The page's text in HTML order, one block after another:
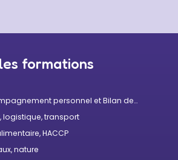
formations
personnel et Bilan de
logistique, transport
HACCP
nature